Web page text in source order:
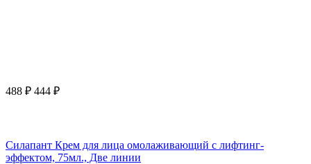
488 ₽ 444 ₽
Силапант Крем для лица омолаживающий с лифтинг-
эффектом, 75мл., Две линии